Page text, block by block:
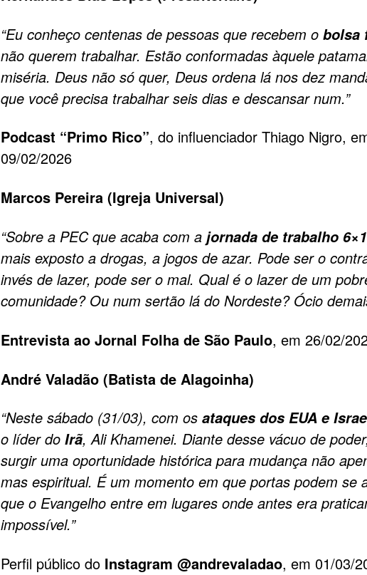
“Eu conheço centenas de pessoas que recebem o bolsa
não querem trabalhar. Estão conformadas àquele
miséria. Deus não só quer, Deus ordena lá nos dez
que você precisa trabalhar seis dias e descansar num.”
Podcast “Primo Rico”, do influenciador Thiago Nigro,
09/02/2026
Marcos Pereira (Igreja Universal)
“Sobre a PEC que acaba com a jornada de trabalho 6×1
mais exposto a drogas, a jogos de azar. Pode ser o
invés de lazer, pode ser o mal. Qual é o lazer de um
comunidade? Ou num sertão lá do Nordeste? Ócio
Entrevista ao Jornal Folha de São Paulo, em 26/02/
André Valadão (Batista de Alagoinha)
“Neste sábado (31/03), com os ataques dos EUA e
o líder do Irã, Ali Khamenei. Diante desse vácuo de
surgir uma oportunidade histórica para mudança não
mas espiritual. É um momento em que portas podem se
que o Evangelho entre em lugares onde antes era
impossível.”
Perfil público do Instagram @andrevaladao, em 01/03/